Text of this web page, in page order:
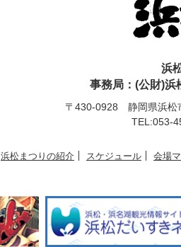
浜
事務局：(公財)浜
〒430-0928 静岡県浜松
TEL:053-
浜松まつりの紹介 スケジュール 会場